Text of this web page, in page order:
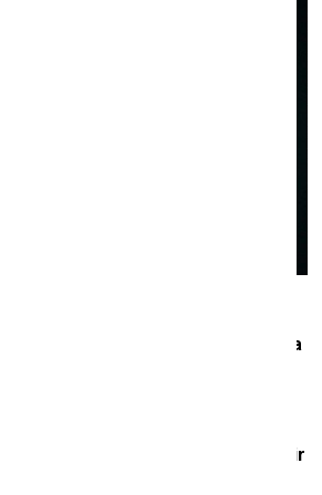
zāle ar prožektoru izgaismotiem
iegāja kāda meitene. Viņa pārlēca
un apsēdās lejā, tieši uz šo
lai labāk tajos ielūkotos. Kad
iztēlojaties jeb plānojat, kā cilvēki
Tur taču vēl ir telpa, kas ir
Var pamanīt, ka tā ir, bet